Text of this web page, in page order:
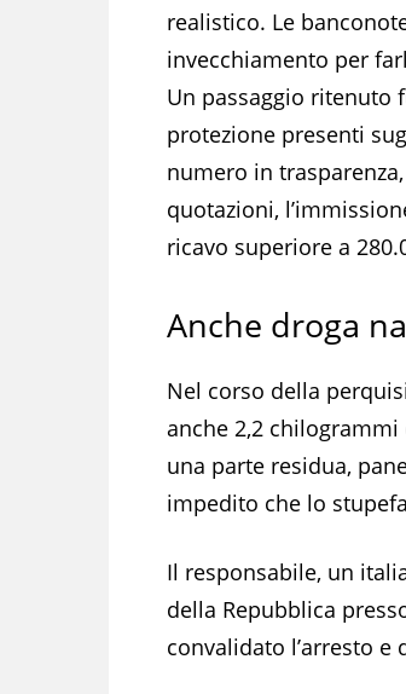
realistico. Le
invecchiamento per
Un passaggio ritenuto
protezione presenti
numero in
quotazioni,
ricavo superiore a
Anche droga
Nel corso della
anche 2,2
una parte residua,
impedito che lo
Il responsabile, un
della Repubblica
convalidato l’arresto